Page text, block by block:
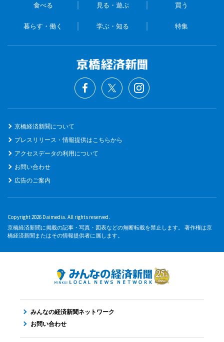
食べる 見る・遊ぶ 買う
暮らす・働く 学ぶ・知る 特集
京橋経済新聞について
プレスリリース・情報提供はこちらから
アクセスデータの利用について
お問い合わせ
広告のご案内
Copyright 2026 Daimedia. All rights reserved.
京橋経済新聞に掲載の記事・写真・図表などの無断転載を禁止します。 著作権は京
橋経済新聞またはその情報提供者に属します。
みんなの経済新聞ネットワーク
お問い合わせ